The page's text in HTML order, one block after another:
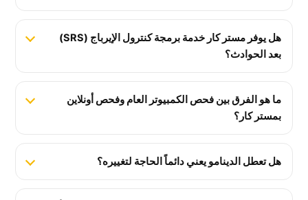
هل يوفر مستر كار خدمة برمجة كنترول الإيرباج (SRS)
بعد الحوادث؟
ما هو الفرق بين فحص الكمبيوتر العام وفحص أونلاين
بمستر كار؟
هل تعطل الدينامو يعني دائماً الحاجة لتغييره؟